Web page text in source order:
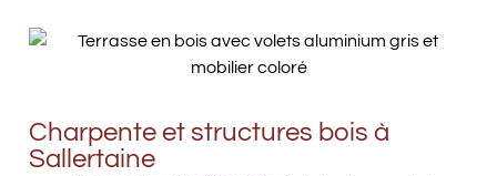
Charpente et structures bois à
Sallertaine